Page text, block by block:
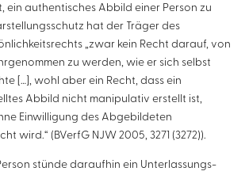
ein authentisches Abbild einer Person zu
hat der Träger des
„zwar kein Recht darauf, von
zu werden, wie er sich selbst
[…], wohl aber ein Recht, dass ein
Abbild nicht manipulativ erstellt ist,
Einwilligung des Abgebildeten
wird.“ (BVerfG NJW 2005, 3271 (3272)).
stünde daraufhin ein Unterlassungs-